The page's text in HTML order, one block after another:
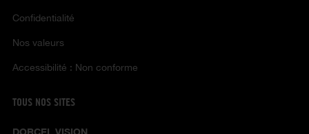
Confidentialité
Nos valeurs
Accessibilité : Non conforme
TOUS NOS SITES